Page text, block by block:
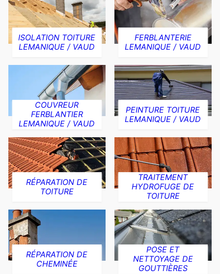
ISOLATION TOITURE
LEMANIQUE / VAUD
FERBLANTERIE
LEMANIQUE / VAUD
COUVREUR
FERBLANTIER
LEMANIQUE / VAUD
PEINTURE TOITURE
LEMANIQUE / VAUD
RÉPARATION DE
TOITURE
TRAITEMENT
HYDROFUGE DE
TOITURE
RÉPARATION DE
CHEMINÉE
POSE ET
NETTOYAGE DE
GOUTTIÈRES